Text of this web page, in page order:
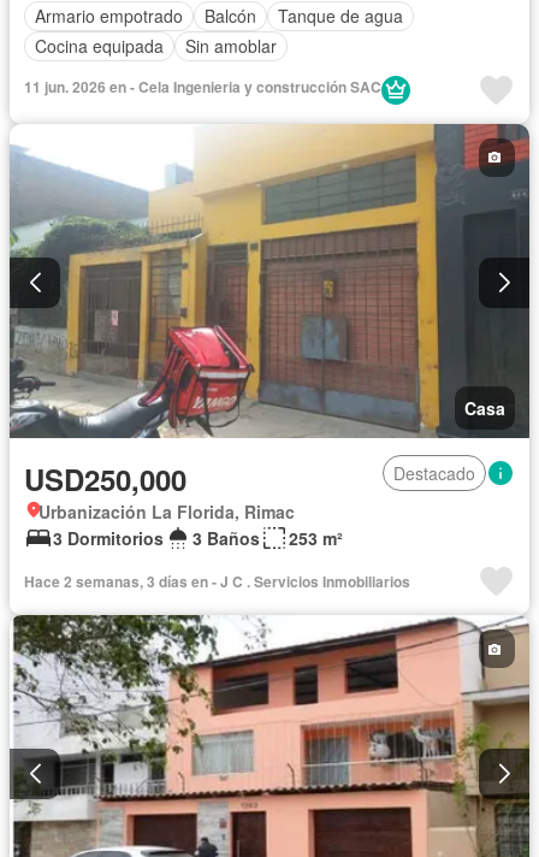
Armario empotrado
Balcón
Tanque de agua
Cocina equipada
Sin amoblar
11 jun. 2026 en - Cela Ingenieria y construcción SAC
Casa
USD250,000
Destacado
Urbanización La Florida, Rimac
3 Dormitorios
3 Baños 253 m²
Hace 2 semanas, 3 días en - J C . Servicios Inmobiliarios